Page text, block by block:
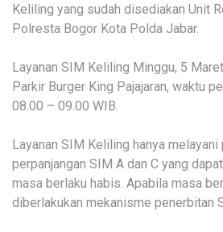
Keliling yang sudah disediakan Unit
Polresta Bogor Kota Polda Jabar.
Layanan SIM Keliling Minggu, 5
Parkir Burger King Pajajaran, waktu
08.00 – 09.00 WIB.
Layanan SIM Keliling hanya melayani
perpanjangan SIM A dan C yang
masa berlaku habis. Apabila masa
diberlakukan mekanisme penerbitan